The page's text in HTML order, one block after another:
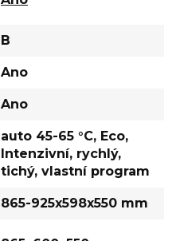
B
Ano
Ano
auto 45-65 °C, Eco,
Intenzivní, rychlý,
tichý, vlastní program
865-925x598x550 mm